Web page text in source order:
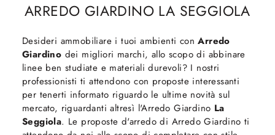
ARREDO GIARDINO LA SEGGIOLA
Desideri ammobiliare i tuoi ambienti conArredo
Giardino dei migliori marchi, allo scopo di abbinare
linee ben studiate e materiali durevoli? I nostri
professionisti ti attendono con proposte interessanti
per tenerti informato riguardo le ultime novità sul
mercato, riguardanti altresì l'Arredo Giardino La
Seggiola. Le proposte d'arredo di Arredo Giardino ti